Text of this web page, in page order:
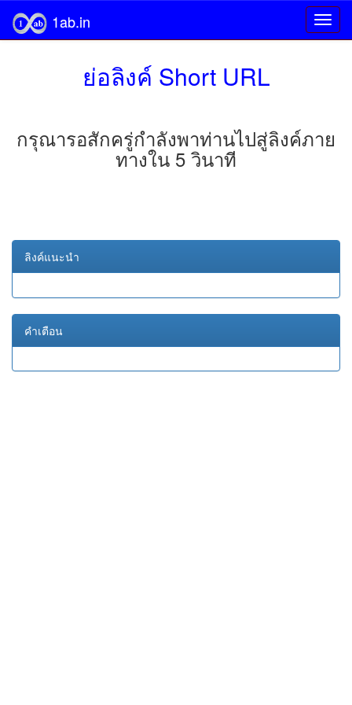
1ab.in
ย่อลิงค์ Short URL
กรุณารอสักครู่กำลังพาท่านไปสู่ลิงค์ภาย
ทางใน 5 วินาที
ลิงค์แนะนำ
คำเตือน